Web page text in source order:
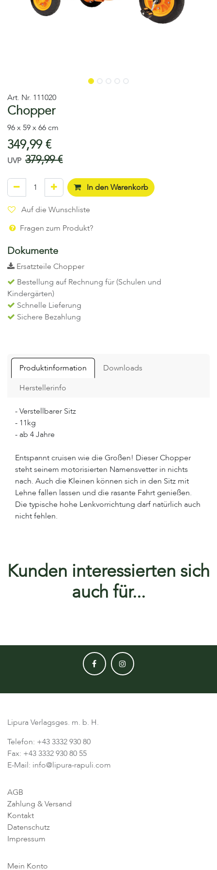
Art. Nr. 111020
Chopper
96 x 59 x 66 cm
349,99€
UVP 379,99€
In den Warenkorb
Auf die Wunschliste
Fragen zum Produkt?
Dokumente
Ersatzteile Chopper
Bestellung auf Rechnung für (Schulen und
Kindergärten)
Schnelle Lieferung
Sichere Bezahlung
Produktinformation
Downloads
Herstellerinfo
- Verstellbarer Sitz
- 11kg
- ab 4 Jahre
Entspannt cruisen wie die Großen! Dieser Chopper
steht seinem motorisierten Namensvetter in nichts
nach. Auch die Kleinen können sich in den Sitz mit
Lehne fallen lassen und die rasante Fahrt genießen.
Die typische hohe Lenkvorrichtung darf natürlich auch
nicht fehlen.
Kunden interessierten sich
auch für...
Lipura Verlagsges. m. b. H.
Telefon: +43 3332 930 80
Fax: +43 3332 930 80 55
E-Mail: info@lipura-rapuli.com
AGB
Zahlung & Versand
Kontakt
Datenschutz
Impressum
Mein Konto